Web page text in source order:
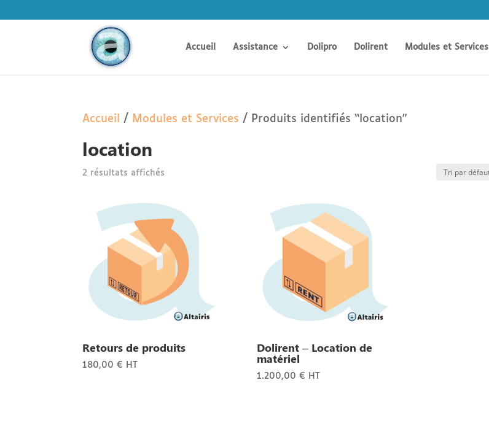
Accueil Assistance Dolipro Dolirent Modules et Services
Accueil / Modules et Services / Produits identifiés “location”
location
2 résultats affichés
Retours de produits
180,00€ HT
Dolirent – Location de
matériel
1.200,00 € HT